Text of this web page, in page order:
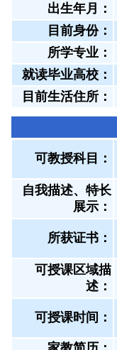
出生年月：
目前身份：
所学专业：
就读毕业高校：
目前生活住所：
可教授科目：
自我描述、特长
展示 ：
所获证书 ：
可授课区域描
述：
可授课时间：